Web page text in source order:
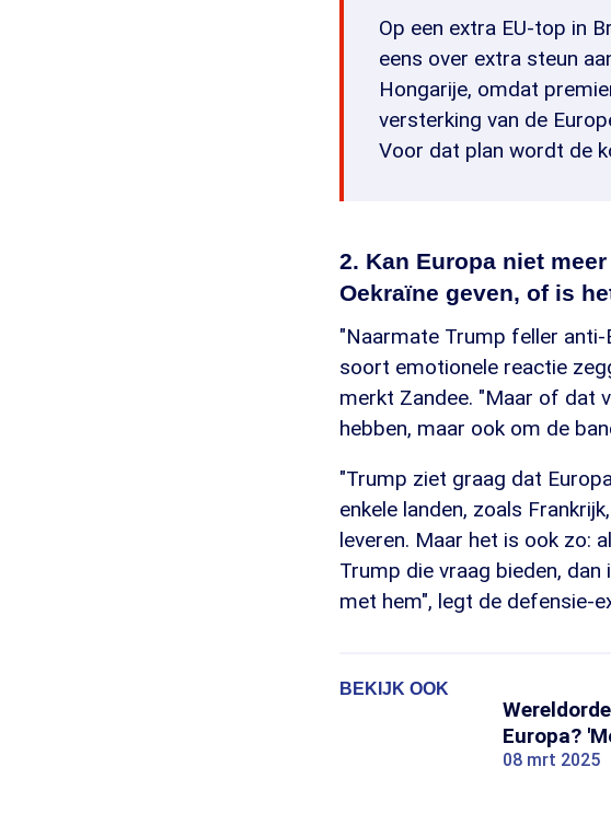
Op een extra EU-top in
eens over extra steun
Hongarije, omdat
versterking van de
Voor dat plan wordt de
2. Kan Europa niet
Oekraïne geven, of is
"Naarmate Trump feller anti-
soort emotionele reactie
merkt Zandee. "Maar of dat
hebben, maar ook om de
"Trump ziet graag dat
enkele landen, zoals
leveren. Maar het is ook zo:
Trump die vraag bieden,
met hem", legt de defensie-
BEKIJK OOK
Europa?
08 mrt 2025